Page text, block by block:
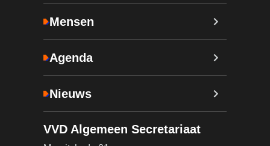
Mensen
Agenda
Nieuws
VVD Algemeen Secretariaat